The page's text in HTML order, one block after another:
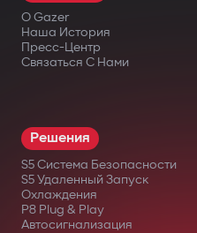
О Gazer
Наша История
Пресс-Центр
Связаться С Нами
Решения
S5 Система Безопасности
S5 Удаленный Запуск
Охлаждения
P8 Plug & Play
Автосигнализация